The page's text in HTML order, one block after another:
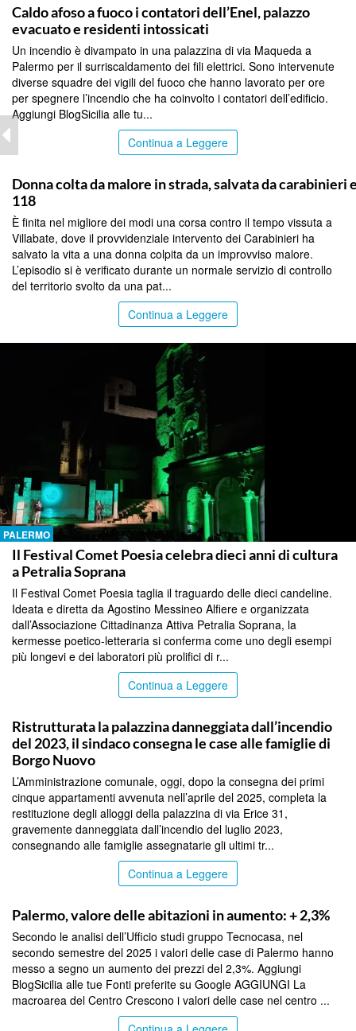
Caldo afoso a fuoco i contatori dell’Enel, palazzo
evacuato e residenti intossicati
Un incendio è divampato in una palazzina di via Maqueda a
Palermo per il surriscaldamento dei fili elettrici. Sono intervenute
diverse squadre dei vigili del fuoco che hanno lavorato per ore
per spegnere l’incendio che ha coinvolto i contatori dell’edificio.
Aggiungi BlogSicilia alle tu...
Continua a Leggere
Donna colta da malore in strada, salvata da carabinieri
118
È finita nel migliore dei modi una corsa contro il tempo vissuta a
Villabate, dove il provvidenziale intervento dei Carabinieri ha
salvato la vita a una donna colpita da un improvviso malore.
L’episodio si è verificato durante un normale servizio di controllo
del territorio svolto da una pat...
Continua a Leggere
PALERMO
Il Festival Comet Poesia celebra dieci anni di cultura
a Petralia Soprana
Il Festival Comet Poesia taglia il traguardo delle dieci candeline.
Ideata e diretta da Agostino Messineo Alfiere e organizzata
dall’Associazione Cittadinanza Attiva Petralia Soprana, la
kermesse poetico-letteraria si conferma come uno degli esempi
più longevi e dei laboratori più prolifici di r...
Continua a Leggere
Ristrutturata la palazzina danneggiata dall’incendio
del 2023, il sindaco consegna le case alle famiglie di
Borgo Nuovo
L’Amministrazione comunale, oggi, dopo la consegna dei primi
cinque appartamenti avvenuta nell’aprile del 2025, completa la
restituzione degli alloggi della palazzina di via Erice 31,
gravemente danneggiata dall’incendio del luglio 2023,
consegnando alle famiglie assegnatarie gli ultimi tr...
Continua a Leggere
Palermo, valore delle abitazioni in aumento: + 2,3%
Secondo le analisi dell’Ufficio studi gruppo Tecnocasa, nel
secondo semestre del 2025 i valori delle case di Palermo hanno
messo a segno un aumento dei prezzi del 2,3%. Aggiungi
BlogSicilia alle tue Fonti preferite su Google AGGIUNGI La
macroarea del Centro Crescono i valori delle case nel centro ...